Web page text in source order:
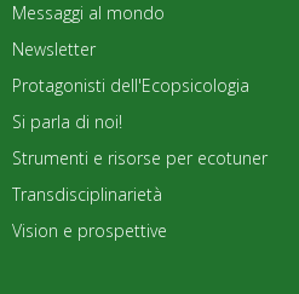
Messaggi al mondo
Newsletter
Protagonisti dell'Ecopsicologia
Si parla di noi!
Strumenti e risorse per ecotuner
Transdisciplinarietà
Vision e prospettive